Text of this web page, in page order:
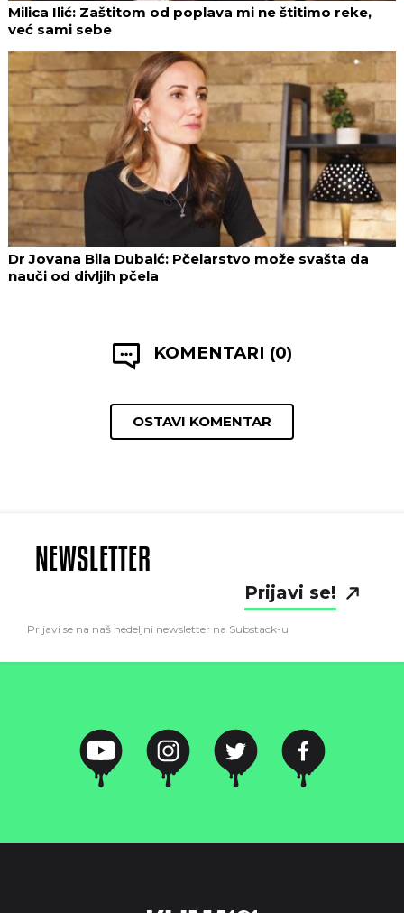
Milica Ilić: Zaštitom od poplava mi ne štitimo reke,
već sami sebe
Dr Jovana Bila Dubaić: Pčelarstvo može svašta da
nauči od divljih pčela
KOMENTARI (0)
OSTAVI KOMENTAR
NEWSLETTER
Prijavi se!
Prijavi se na naš nedeljni newsletter na Substack-u